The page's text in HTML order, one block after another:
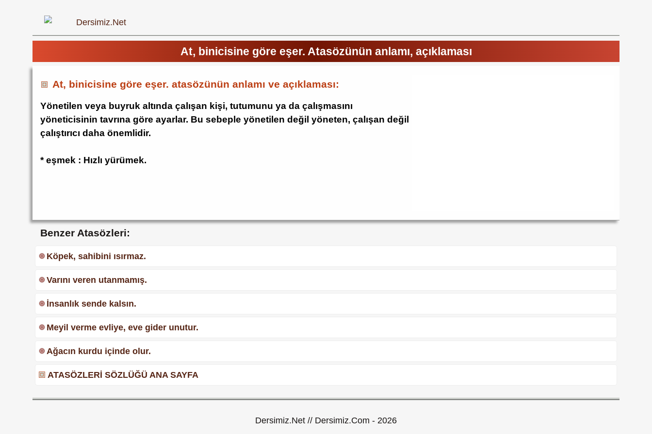
At, binicisine göre eşer. Atasözünün anlamı, açıklaması
At, binicisine göre eşer. atasözünün anlamı ve açıklaması:
Yönetilen veya buyruk altında çalışan kişi, tutumunu ya da çalışmasını
yöneticisinin tavrına göre ayarlar. Bu sebeple yönetilen değil yöneten, çalışan değil
çalıştırıcı daha önemlidir.
* eşmek : Hızlı yürümek.
Benzer Atasözleri:
Köpek, sahibini ısırmaz.
Varını veren utanmamış.
İnsanlık sende kalsın.
Meyil verme evliye, eve gider unutur.
Ağacın kurdu içinde olur.
ATASÖZLERİ SÖZLÜĞÜ ANA SAYFA
Dersimiz.Net // Dersimiz.Com - 2026